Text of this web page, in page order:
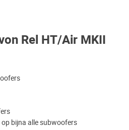
Rel HT/Air MKII
bijna alle subwoofers